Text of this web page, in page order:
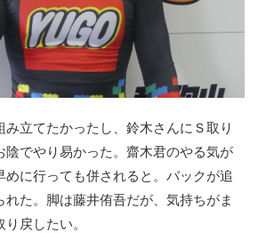
み立てたかったし、鈴木さんにＳ取り
陰でやり易かった。齋木君のやる気が
めに行っても併されると。バックが追
れた。脚は藤井侑吾だが、気持ちがま
戻したい。